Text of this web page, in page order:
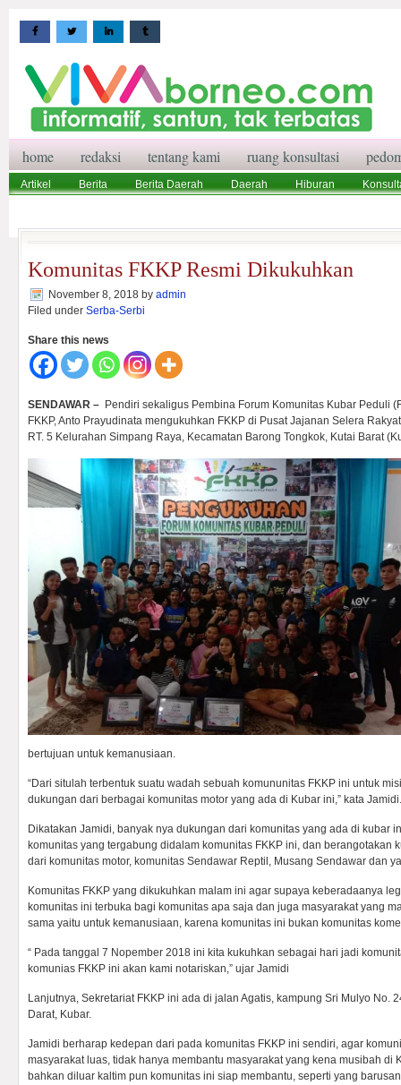
home redaksi tentang kami ruang konsultasi
Artikel Berita Berita Daerah Daerah Hiburan
Komunitas FKKP Resmi Dikukuhkan
November 8, 2018 by admin
Filed under Serba-Serbi
Share this news
SENDAWAR – Pendiri sekaligus Pembina Forum Komunitas Kubar Peduli
FKKP, Anto Prayudinata mengukuhkan FKKP di Pusat Jajanan Selera
RT. 5 Kelurahan Simpang Raya, Kecamatan Barong Tongkok, Kutai Barat
bertujuan untuk kemanusiaan.
“Dari situlah terbentuk suatu wadah sebuah komununitas FKKP ini untuk
dukungan dari berbagai komunitas motor yang ada di Kubar ini,” kata Jamidi.
Dikatakan Jamidi, banyak nya dukungan dari komunitas yang ada di kubar
komunitas yang tergabung didalam komunitas FKKP ini, dan berangotakan
dari komunitas motor, komunitas Sendawar Reptil, Musang Sendawar dan
Komunitas FKKP yang dikukuhkan malam ini agar supaya keberadaanya
komunitas ini terbuka bagi komunitas apa saja dan juga masyarakat yang
sama yaitu untuk kemanusiaan, karena komunitas ini bukan komunitas
“ Pada tanggal 7 Nopember 2018 ini kita kukuhkan sebagai hari jadi
komunias FKKP ini akan kami notariskan,” ujar Jamidi
Lanjutnya, Sekretariat FKKP ini ada di jalan Agatis, kampung Sri Mulyo No.
Darat, Kubar.
Jamidi berharap kedepan dari pada komunitas FKKP ini sendiri, agar
masyarakat luas, tidak hanya membantu masyarakat yang kena musibah di
bahkan diluar kaltim pun komunitas ini siap membantu, seperti yang